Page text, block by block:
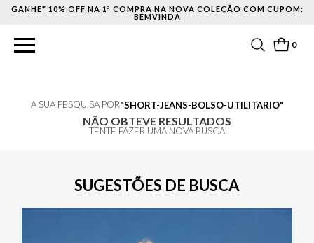
GANHE* 10% OFF NA 1ª COMPRA NA NOVA COLEÇÃO COM CUPOM:
BEMVINDA
0
A SUA PESQUISA POR SHORT-JEANS-BOLSO-UTILITARIO
NÃO OBTEVE RESULTADOS
TENTE FAZER UMA NOVA BUSCA
SUGESTÕES DE BUSCA